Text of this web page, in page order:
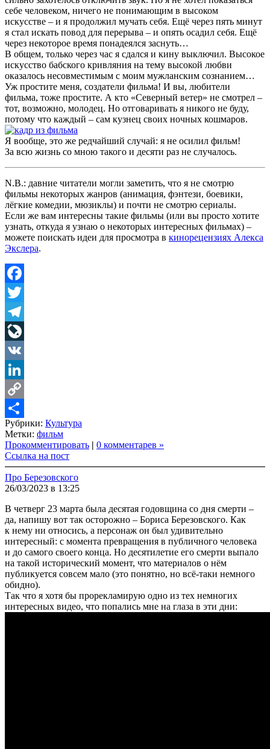
себе человеком, ничего не понимающим в высоком
искусстве – и я продолжил мучать себя. Ещё через пять минут
я стал искать повод для перерыва – и опять осадил себя. Ещё
через некоторое время понадеялся заснуть…
В общем, только через час я сдался и кину выключил. Высокое
искусство бабского кривляния на тему высокой любви
оказалось несовместимым с моим мужланским сознанием…
Уж простите меня, создатели фильма! И вы, любители
фильма, тоже простите. А кто «Северный ветер» не смотрел –
тот, возможно, молодец. Но отговаривать я никого не буду,
потому что каждый – сам кузнец своих ночных кошмаров.
Я вообще, это же редчайший случай: я не осилил фильм!
За всю жизнь со мною такого и десяти раз не случалось.
N.B.: давние читатели могли заметить, что я не смотрю
фильмы некоторых жанров (анимация, фэнтези, боевики,
лёгкие комедии, мюзиклы) и почти не смотрю сериалы.
Если же вам интересны такие фильмы (или вы просто хотите
узнать, откуда я узнаю о некоторых интересных фильмах) –
можете поискать идеи для просмотра в кинорецензиях Алекса
Экслера.
Facebook
Twitter
Telegram
LiveJournal
VK
LinkedIn
Copy
Link
Share
Рубрики: Культура
Метки: фильм
Прокомментировать | 0 комментарев »
Ссылка на пост
Про Березовского
26/03/2023 в 13:25
В четверг 23 марта была десятая годовщина со дня смерти –
да, напишу вот так осторожно – Бориса Березовского. Как
к нему ни относись, а персонаж он был удивительно
интересный: с момента превращения в публичного человека
и до самого своего конца. Но десятилетие его смерти выпало
на такой исторический момент, что материалов о нём
публикуется совсем мало (это понятно, но всё-таки немного
обидно).
Так что я хотя бы прорекламирую одно из тех немногих
интересных видео, что попались мне на глаза в эти дни: